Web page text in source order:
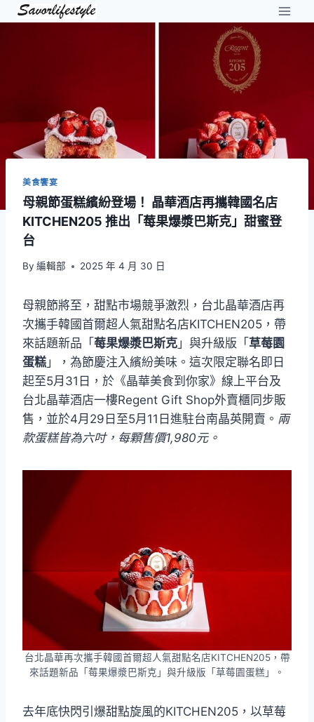
Skip
美食饗宴
母親節蛋糕繽紛登場！ 晶華酒店再攜韓國名店
KITCHEN205 推出「莓果爆漿巴斯克」甜蜜登
台
By 編輯部 2025 年 4 月 30 日
母親節將至，甜點市場競爭激烈，台北晶華酒店再
次攜手韓國首爾超人氣甜點名店KITCHEN205，帶
來話題新品「 莓果爆漿巴斯克 」與升級版「 草莓園
蛋糕 」，為節慶注入繽紛美味。這次限定聯名即日
起至5月31日，於《晶華美食到你家》線上平台及
台北晶華酒店一樓Regent Gift Shop外賣櫃同步販
售，並於4月29日至5月11日進駐台南晶英開賣。 兩
款蛋糕皆為六吋，每顆售價1,980元。
台北晶華再次攜手韓國首爾超人氣甜點名店KITCHEN205，帶
來話題新品「莓果爆漿巴斯克」與升級版「草莓園蛋糕」。
去年底快閃引爆甜點旋風的KITCHEN205，以草莓